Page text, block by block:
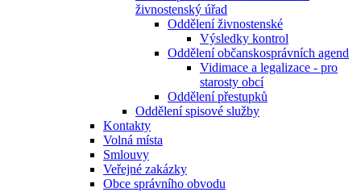
živnostenský úřad
Oddělení živnostenské
Výsledky kontrol
Oddělení občanskosprávních agend
Vidimace a legalizace - pro
starosty obcí
Oddělení přestupků
Oddělení spisové služby
Kontakty
Volná místa
Smlouvy
Veřejné zakázky
Obce správního obvodu